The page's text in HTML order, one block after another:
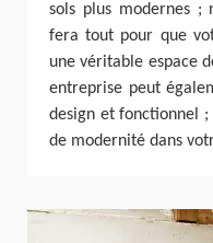
sols plus modernes ;
fera tout pour que
une véritable espace
entreprise peut
design et fonctionnel ;
de modernité dans